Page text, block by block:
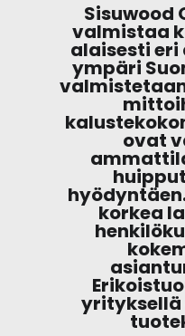
Sisuwood
valmistaa
alaisesti
ympäri
ovat
korkea
yrityksellä